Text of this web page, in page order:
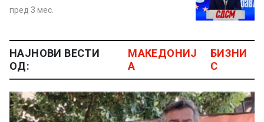
пред 3 мес.
НАЈНОВИ ВЕСТИ
ОД:
МАКЕДОНИЈ
А
БИЗНИ
С